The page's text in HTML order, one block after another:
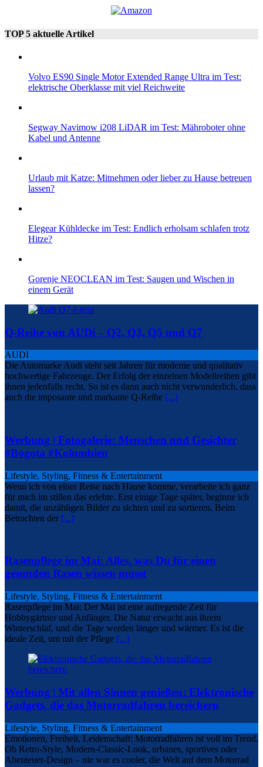
TOP 5 aktuelle Artikel
Volvo ES90 Single Motor Extended Range Ultra im Test:
elektrische Oberklasse mit viel Reichweite
Segway Navimow i208 LiDAR im Test: Mähroboter ohne
Kabel und Antenne
Urlaub mit Katze: Mitnehmen oder lieber zu Hause betreuen
lassen?
Elegear Kühldecke im Test: Endlich erholsam schlafen trotz
Hitze?
Gorenje NEOCLEAN im Test: Saugen und Wischen in
einem Gerät
Q-Reihe von AUDi – Q2, Q3, Q5 und Q7
AUDI
Die Automarke Audi steht seit Jahren für moderne und qualitativ
hochwertige Fahrzeuge. Der Erfolg der einzelnen Modellreihen gibt
ihnen jedenfalls recht. So ist es dann auch nicht verwunderlich, dass
auch die imposante und markante Q-Reihe [...]
Werbung | Fotogalerie: Menschen und Gesichter
#Bogota #Kolumbien
Lifestyle, Styling, Fitness & Entertainment
Wenn ich von einer Reise nach Hause komme, verarbeite ich ganz
für mich im stillen das erlebte. Erst einige Tage später, beginne ich
damit, die unzähligen Bilder zu sichten und zu sortieren. Beim
Betrachten der [...]
Rasenpflege im Mai: Alles, was Du für einen
gesunden Rasen wissen musst
Lifestyle, Styling, Fitness & Entertainment
Rasenpflege im Mai: Der Mai ist eine aufregende Zeit für
Hobbygärtner und Anfänger. Die Natur erwacht aus ihrem
Winterschlaf, und die Tage werden länger und wärmer. Es ist die
ideale Zeit, um mit der Pflege [...]
Werbung | Mit allen Sinnen genießen: Elektronische
Gadgets, die das Motorradfahren bereichern
Lifestyle, Styling, Fitness & Entertainment
Emotionen, Freiheit, Leidenschaft: Motorradfahren ist voll im Trend.
Ob Retro-Style, Modern-Classic-Look, urbanes, sportives oder
Abenteuer-Design – nie war es cooler, die Welt auf dem Motorrad